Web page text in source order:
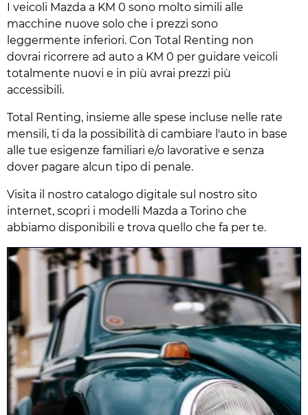
I veicoli Mazda a KM 0 sono molto simili alle
macchine nuove solo che i prezzi sono
leggermente inferiori. Con Total Renting non
dovrai ricorrere ad auto a KM 0 per guidare veicoli
totalmente nuovi e in più avrai prezzi più
accessibili.
Total Renting, insieme alle spese incluse nelle rate
mensili, ti da la possibilità di cambiare l'auto in base
alle tue esigenze familiari e/o lavorative e senza
dover pagare alcun tipo di penale.
Visita il nostro catalogo digitale sul nostro sito
internet, scopri i modelli Mazda a Torino che
abbiamo disponibili e trova quello che fa per te.